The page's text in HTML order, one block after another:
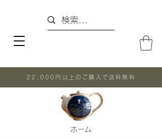
22,000円以上のご購入で送料無料
ホーム